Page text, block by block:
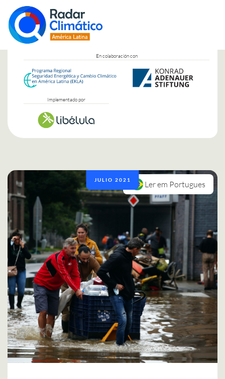
En colaboración con
Implementado por
Ler em Portugues
JULIO 2021